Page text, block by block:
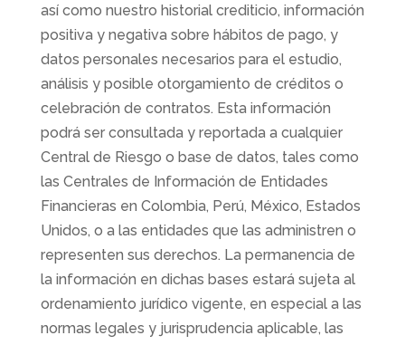
así como nuestro historial crediticio, información
positiva y negativa sobre hábitos de pago, y
datos personales necesarios para el estudio,
análisis y posible otorgamiento de créditos o
celebración de contratos. Esta información
podrá ser consultada y reportada a cualquier
Central de Riesgo o base de datos, tales como
las Centrales de Información de Entidades
Financieras en Colombia, Perú, México, Estados
Unidos, o a las entidades que las administren o
representen sus derechos. La permanencia de
la información en dichas bases estará sujeta al
ordenamiento jurídico vigente, en especial a las
normas legales y jurisprudencia aplicable, las